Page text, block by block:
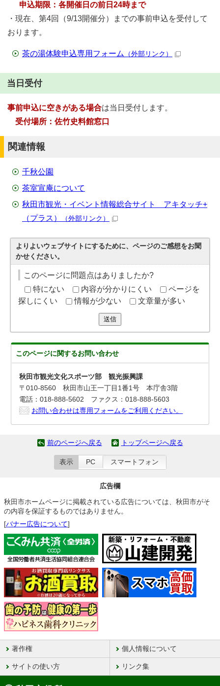
申込期限：各開催日の前日24時まで
・現在、第4回（9/13開催分）までの事前申込を受付して
おります。
茶の湯体験申込専用フォーム （外部リンク）
当日受付
事前申込に空きがある場合は当日受付します。
受付場所：佐竹史料館窓口
関連情報
千秋公園
茶室宣庵について
秋田市観光・イベント情報総合サイト アキタッチ+
（プラス）
（外部リンク）
よりよいウェブサイトにするために、ページのご感想をお聞
かせください。
このページに問題点はありましたか?
特にない
内容が分かりにくい
ページを
探しにくい
情報が少ない 文章量が多い
送信
このページに関するお問い合わせ
秋田市観光文化スポーツ部 観光振興課
〒010-8560 秋田市山王一丁目1番1号 本庁舎3階
電話：018-888-5602 ファクス：018-888-5603
お問い合わせは専用フォームをご利用ください。
前のページへ戻る トップページへ戻る
表示 PC スマートフォン
広告欄
秋田市ホームページに掲載されている広告については、秋田市がそ
の内容を保証するものではありません。
[バナー広告について]
著作権 個人情報について
サイトの使い方 リンク集